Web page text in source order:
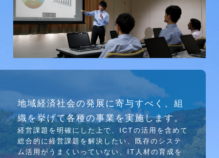
介護ソリューション研究会、WEB/SNS研究会を
行っています
地域経済社会の発展に寄与すべく、組
織を挙げて各種の事業を実施します。
経営課題を明確にした上で、ICTの活⽤を含めて
総合的に経営課題を解決したい、既存のシステ
ム活⽤がうまくいっていない、IT⼈材の育成を